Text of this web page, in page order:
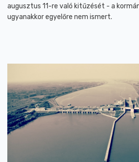
augusztus 11-re való kitűzését - a
ugyanakkor egyelőre nem ismert.